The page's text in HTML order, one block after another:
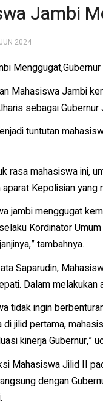
Jambi
2024
Mahasiswa Jambi
sebagai
tuntutan
rasa mahasiswa ini,
Kepolisian
jambi menggugat
Kordinator
tambahnya.
Saparudin,
Dalam
tidak ingin
di jilid pertama,
kinerja Gubernur,”
Mahasiswa Jilid II
dengan